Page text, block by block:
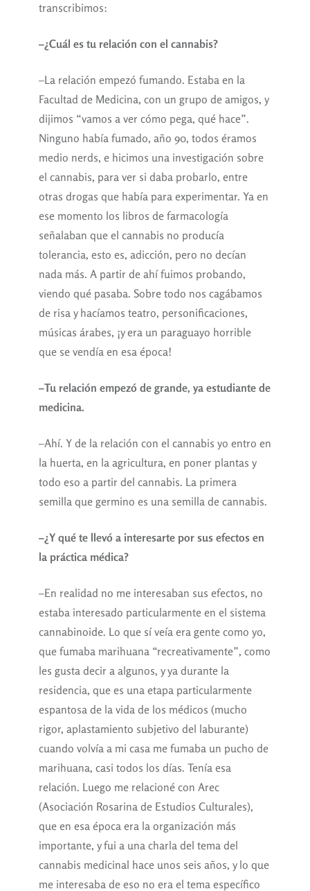
transcribimos:
–¿Cuál es tu relación con el cannabis?
–La relación empezó fumando. Estaba en la
Facultad de Medicina, con un grupo de amigos, y
dijimos “vamos a ver cómo pega, qué hace”.
Ninguno había fumado, año 90, todos éramos
medio nerds, e hicimos una investigación sobre
el cannabis, para ver si daba probarlo, entre
otras drogas que había para experimentar. Ya en
ese momento los libros de farmacología
señalaban que el cannabis no producía
tolerancia, esto es, adicción, pero no decían
nada más. A partir de ahí fuimos probando,
viendo qué pasaba. Sobre todo nos cagábamos
de risa y hacíamos teatro, personificaciones,
músicas árabes, ¡y era un paraguayo horrible
que se vendía en esa época!
–Tu relación empezó de grande, ya estudiante de
medicina.
–Ahí. Y de la relación con el cannabis yo entro en
la huerta, en la agricultura, en poner plantas y
todo eso a partir del cannabis. La primera
semilla que germino es una semilla de cannabis.
–¿Y qué te llevó a interesarte por sus efectos en
la práctica médica?
–En realidad no me interesaban sus efectos, no
estaba interesado particularmente en el sistema
cannabinoide. Lo que sí veía era gente como yo,
que fumaba marihuana “recreativamente”, como
les gusta decir a algunos, y ya durante la
residencia, que es una etapa particularmente
espantosa de la vida de los médicos (mucho
rigor, aplastamiento subjetivo del laburante)
cuando volvía a mi casa me fumaba un pucho de
marihuana, casi todos los días. Tenía esa
relación. Luego me relacioné con Arec
(Asociación Rosarina de Estudios Culturales),
que en esa época era la organización más
importante, y fui a una charla del tema del
cannabis medicinal hace unos seis años, y lo que
me interesaba de eso no era el tema específico